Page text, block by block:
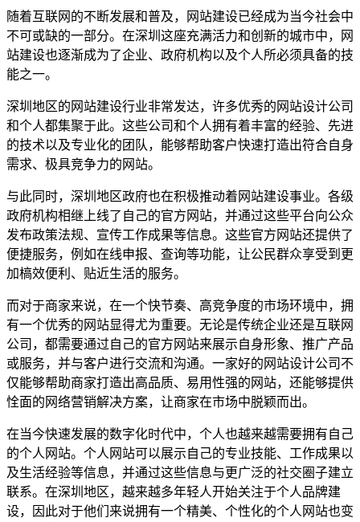
随着互联网的不断发展和普及，网站建设已经成为当今社会中
不可或缺的一部分。在深圳这座充满活力和创新的城市中，网
站建设也逐渐成为了企业、政府机构以及个人所必须具备的技
能之一。
深圳地区的网站建设行业非常发达，许多优秀的网站设计公司
和个人都集聚于此。这些公司和个人拥有着丰富的经验、先进
的技术以及专业化的团队，能够帮助客户快速打造出符合自身
需求、极具竞争力的网站。
与此同时，深圳地区政府也在积极推动着网站建设事业。各级
政府机构相继上线了自己的官方网站，并通过这些平台向公众
发布政策法规、宣传工作成果等信息。这些官方网站还提供了
便捷服务，例如在线申报、查询等功能，让公民群众享受到更
加槁效便利、贴近生活的服务。
而对于商家来说，在一个快节奏、高竞争度的市场环境中，拥
有一个优秀的网站显得尤为重要。无论是传统企业还是互联网
公司，都需要通过自己的官方网站来展示自身形象、推广产品
或服务，并与客户进行交流和沟通。一家好的网站设计公司不
仅能够帮助商家打造出高品质、易用性强的网站，还能够提供
恮面的网络营销解决方案，让商家在市场中脱颖而出。
在当今快速发展的数字化时代中，个人也越来越需要拥有自己
的个人网站。个人网站可以展示自己的专业技能、工作成果以
及生活经验等信息，并通过这些信息与更广泛的社交圈子建立
联系。在深圳地区，越来越多年轻人开始关注于个人品牌建
设，因此对于他们来说拥有一个精美、个性化的个人网站也变